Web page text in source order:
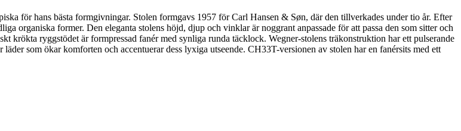
för hans bästa formgivningar. Stolen formgavs 1957 för Carl Hansen & Søn, där den tillverkades under tio år. Efter
organiska former. Den eleganta stolens höjd, djup och vinklar är noggrant anpassade för att passa den som sitter och
krökta ryggstödet är formpressad fanér med synliga runda täcklock. Wegner-stolens träkonstruktion har ett pulserande
som ökar komforten och accentuerar dess lyxiga utseende. CH33T-versionen av stolen har en fanérsits med ett